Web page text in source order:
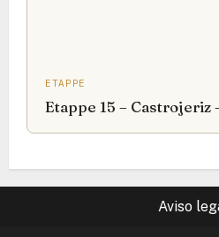
ETAPPE
Etappe 15 – Castrojeriz
Aviso